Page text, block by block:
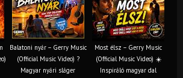
Balatoni nyár – Gerry Music
(Official Music Video) ?
Magyar nyári sláger
Most élsz – Gerry Music
(Official Music Video) ☀️
Inspiráló magyar dal